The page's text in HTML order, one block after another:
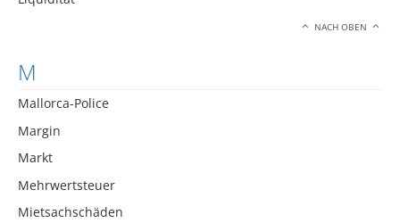
NACH OBEN
M
Mallorca-Police
Margin
Markt
Mehrwertsteuer
Mietsachschäden